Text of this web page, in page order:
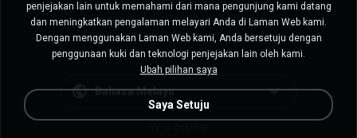
Jangan jual maklumat peribadi saya
Jangan kongsi maklumat peribadi saya
Bahasa Melayu
penjejakan lain untuk memahami dari mana pengunjung kami datang
dan meningkatkan pengalaman melayari Anda di Laman Web kami.
Dengan menggunakan Laman Web kami, Anda bersetuju dengan
penggunaan kuki dan teknologi penjejakan lain oleh kami.
Ubah pilihan saya
Saya Setuju